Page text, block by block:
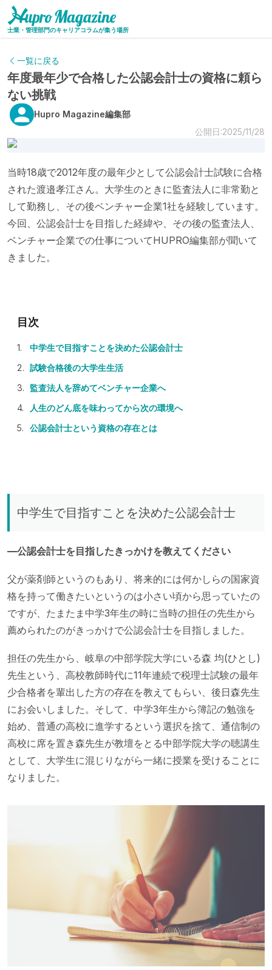
士業・管理部門のキャリアコラムが集う場所
一覧に戻る
年度最年少で合格した公認会計士の資格に頼ら
ない挑戦
Hupro Magazine編集部
公開日:2025/11/28
当時18歳で2012年度の最年少として公認会計士試験に合格
された渡邉孝江さん。大学生のときに監査法人に非常勤と
して勤務し、その後ベンチャー企業1社を経験しています。
今回、公認会計士を目指した経緯や、その後の監査法人、
ベンチャー企業での仕事についてHUPRO編集部が聞いて
きました。
中学生で目指すことを決めた公認会計士
試験合格後の大学生生活
監査法人を辞めてベンチャー企業へ
人生のどん底を味わってから次の環境へ
公認会計士という資格の存在とは
中学生で目指すことを決めた公認会計士
—公認会計士を目指したきっかけを教えてください
父が薬剤師というのもあり、将来的には何かしらの国家資
格を持って働きたいというのは小さい頃から思っていたの
ですが、たまたま中学3年生の時に当時の担任の先生から
薦められたのがきっかけで公認会計士を目指しました。
担任の先生から、岐阜の中部学院大学にいる森 均(ひとし)
先生という、高校教師時代に11年連続で税理士試験の最年
少合格者を輩出した方の存在を教えてもらい、後日森先生
にお会いしました。そして、中学3年生から簿記の勉強を
始め、普通の高校に進学するという選択を捨て、通信制の
高校に席を置き森先生が教壇をとる中部学院大学の聴講生
として、大学生に混じりながら一緒に授業を受けることに
なりました。